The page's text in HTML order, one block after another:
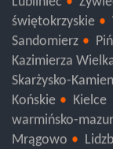
Lubliniec
świętokrzyskie
Sandomierz
Kazimierza
Skarżysko-
Końskie
Kielce
warmińsko-